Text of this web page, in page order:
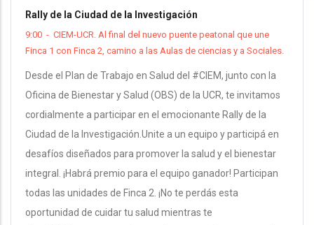
Rally de la Ciudad de la Investigación
9:00 - CIEM-UCR. Al final del nuevo puente peatonal que une
Finca 1 con Finca 2, camino a las Aulas de ciencias y a Sociales.
Desde el Plan de Trabajo en Salud del #CIEM, junto con la
Oficina de Bienestar y Salud (OBS) de la UCR, te invitamos
cordialmente a participar en el emocionante Rally de la
Ciudad de la Investigación.Unite a un equipo y participá en
desafíos diseñados para promover la salud y el bienestar
integral. ¡Habrá premio para el equipo ganador! Participan
todas las unidades de Finca 2. ¡No te perdás esta
oportunidad de cuidar tu salud mientras te